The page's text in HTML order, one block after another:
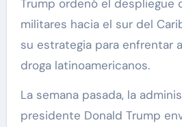
Trump ordenó el despliegue
militares hacia el sur del
su estrategia para enfrentar
droga latinoamericanos.
La semana pasada, la
presidente Donald Trump